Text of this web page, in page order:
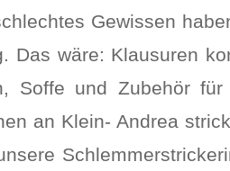
Gewissen
Das wäre: Klausuren
Soffe und Zubehör für
an Klein- Andrea